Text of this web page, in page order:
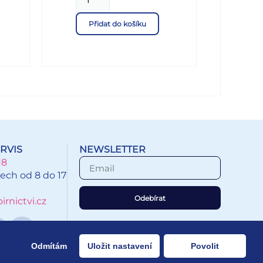
si obrázek. Tyto omalovánky
jsou jednoduché s velkými
obrázky, tudíž vhodné i pro ty
jemnou motoriku ruky.
kvalitní barevné pastelky. Počet
stran: 16 Ilustroval: A. Šplíchal
Formát omalovánek: A5 Počet
předloh k vymalování: 8
(chobotnice, ryby, tučňák, žába,
lachtan, želva, rak) VAROVÁNÍ:
Nebezpečí vdechnutí a
spolknutí malých částic.
Přidat do košíku
od 8 do 17
NEWSLETTER
Odebírat
Odmítám Uložit nastavení Povolit